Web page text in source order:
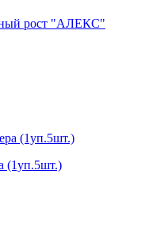
рост "АЛЕКС"
(1уп.5шт.)